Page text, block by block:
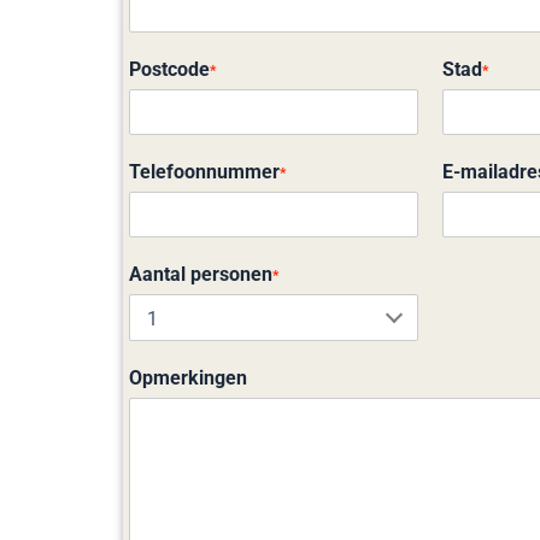
Postcode* Stad *
Telefoonnummer* E-
Aantal personen*
Opmerkingen